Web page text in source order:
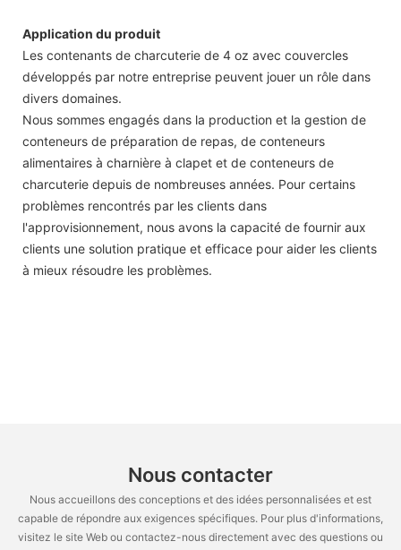
Application du produit
Les contenants de charcuterie de 4 oz avec couvercles
développés par notre entreprise peuvent jouer un rôle dans
divers domaines.
Nous sommes engagés dans la production et la gestion de
conteneurs de préparation de repas, de conteneurs
alimentaires à charnière à clapet et de conteneurs de
charcuterie depuis de nombreuses années. Pour certains
problèmes rencontrés par les clients dans
l'approvisionnement, nous avons la capacité de fournir aux
clients une solution pratique et efficace pour aider les clients
à mieux résoudre les problèmes.
Nous contacter
Nous accueillons des conceptions et des idées personnalisées et est
capable de répondre aux exigences spécifiques. Pour plus d'informations,
visitez le site Web ou contactez-nous directement avec des questions ou